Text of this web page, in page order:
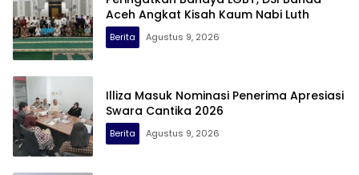
Aceh Angkat Kisah Kaum Nabi Luth
Berita Agustus 9, 2026
Illiza Masuk Nominasi Penerima Apresiasi
Swara Cantika 2026
Berita Agustus 9, 2026